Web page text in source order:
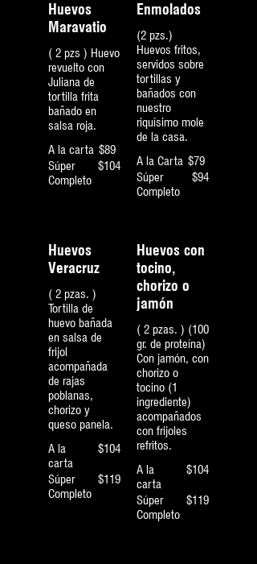
Huevos
Maravatio
( 2 pzs ) Huevo
revuelto con
Juliana de
tortilla frita
bañado en
salsa roja.
A la carta $89
Súper
Completo
$104
Enmolados
(2 pzs.)
Huevos fritos,
servidos sobre
tortillas y
bañados con
nuestro
riquísimo mole
de la casa.
A la Carta $79
Súper
Completo
$94
Huevos
Veracruz
( 2 pzas. )
Tortilla de
huevo bañada
en salsa de
frijol
acompañada
de rajas
poblanas,
chorizo y
queso panela.
A la
carta
$104
Súper
Completo
$119
Huevos con
tocino,
chorizo o
jamón
( 2 pzas. ) (100
gr. de proteína)
Con jamón, con
chorizo o
tocino (1
ingrediente)
acompañados
con frijoles
refritos.
A la
carta
$104
Súper
Completo
$119